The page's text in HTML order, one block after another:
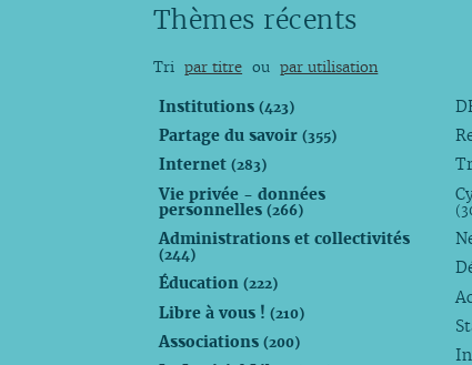
Thèmes récents
Tri par titre ou par utilisation
Institutions(423)
Partage du savoir(355)
Internet(283)
Vie privée - données
personnelles(266)
Administrations et collectivités
(244)
Éducation(222)
Libre à vous !(210)
Associations(200)